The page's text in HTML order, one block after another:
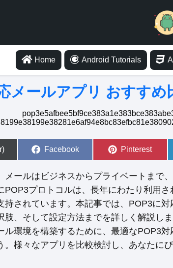
Home Android Tutorials
メールアプリ おすすめ
S
r
e
o
Facebook
S
r
o
n
Pinterest
メールはビジネスからプライベートまで
POP3プロトコルは、長年にわたり利用
持されています。本記事では、POP3に対
肢、そして設定方法までを詳しく解説し
ル環境を構築するために、最適なPOP3
。様々なアプリを比較検討し、あなたに